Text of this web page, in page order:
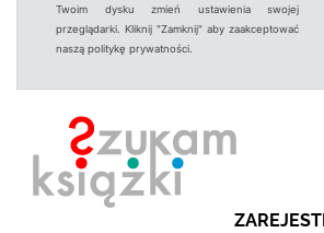
Twoim dysku zmień ustawienia swojej
przeglądarki. Kliknij "Zamknij" aby zaakceptować
naszą politykę prywatności.